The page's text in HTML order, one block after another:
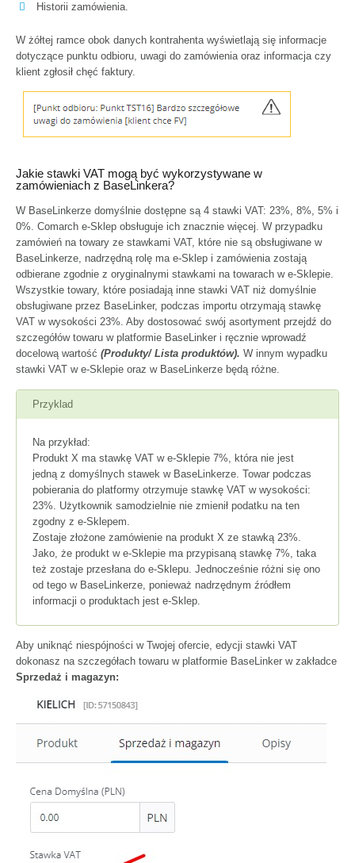
Historii zamówienia.
W żółtej ramce obok danych kontrahenta wyświetlają się informacje
dotyczące punktu odbioru, uwagi do zamówienia oraz informacja czy
klient zgłosił chęć faktury.
Jakie stawki VAT mogą być wykorzystywane w
zamówieniach z BaseLinkera?
W BaseLinkerze domyślnie dostępne są 4 stawki VAT: 23%, 8%, 5% i
0%. Comarch e-Sklep obsługuje ich znacznie więcej. W przypadku
zamówień na towary ze stawkami VAT, które nie są obsługiwane w
BaseLinkerze, nadrzędną rolę ma e-Sklep i zamówienia zostają
odbierane zgodnie z oryginalnymi stawkami na towarach w e-Sklepie.
Wszystkie towary, które posiadają inne stawki VAT niż domyślnie
obsługiwane przez BaseLinker, podczas importu otrzymają stawkę
VAT w wysokości 23%. Aby dostosować swój asortyment przejdź do
szczegółów towaru w platformie BaseLinker i ręcznie wprowadź
docelową wartość (Produkty/ Lista produktów). W innym wypadku
stawki VAT w e-Sklepie oraz w BaseLinkerze będą różne.
Przyklad
Na przykład:
Produkt X ma stawkę VAT w e-Sklepie 7%, która nie jest
jedną z domyślnych stawek w BaseLinkerze. Towar podczas
pobierania do platformy otrzymuje stawkę VAT w wysokości:
23%. Użytkownik samodzielnie nie zmienił podatku na ten
zgodny z e-Sklepem.
Zostaje złożone zamówienie na produkt X ze stawką 23%.
Jako, że produkt w e-Sklepie ma przypisaną stawkę 7%, taka
też zostaje przesłana do e-Sklepu. Jednocześnie różni się ono
od tego w BaseLinkerze, ponieważ nadrzędnym źródłem
informacji o produktach jest e-Sklep.
Aby uniknąć niespójności w Twojej ofercie, edycji stawki VAT
dokonasz na szczegółach towaru w platformie BaseLinker w zakładce
Sprzedaż i magazyn: